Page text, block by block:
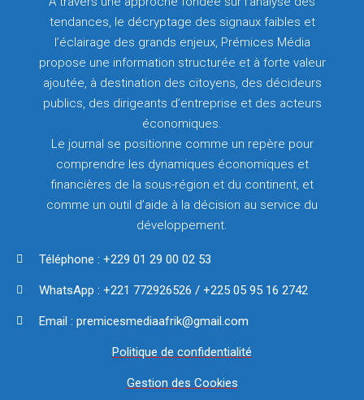
tendances, le décryptage des signaux faibles et
l’éclairage des grands enjeux, Prémices Média
propose une information structurée et à forte valeur
ajoutée, à destination des citoyens, des décideurs
publics, des dirigeants d’entreprise et des acteurs
économiques.
Le journal se positionne comme un repère pour
comprendre les dynamiques économiques et
financières de la sous-région et du continent, et
comme un outil d’aide à la décision au service du
développement.
Téléphone : +229 01 29 00 02 53
WhatsApp : +221 772926526 / +225 05 95 16 2742
Email : premicesmediaafrik@gmail.com
Politique de confidentialité
Gestion des Cookies